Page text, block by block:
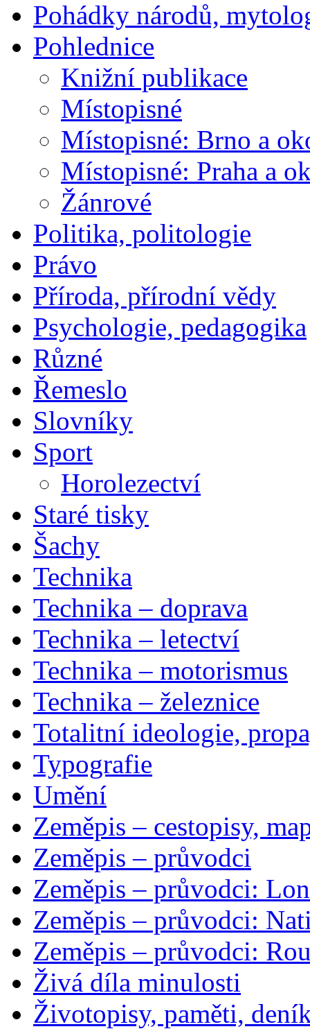
Pohádky národů,
Pohlednice
Knižní publikace
Místopisné
Místopisné: Brno a
Místopisné: Praha a
Žánrové
Politika, politologie
Právo
Příroda, přírodní vědy
Psychologie, pedagogika
Různé
Řemeslo
Slovníky
Sport
Horolezectví
Staré tisky
Šachy
Technika
Technika – doprava
Technika – letectví
Technika – motorismus
Technika – železnice
Totalitní ideologie,
Typografie
Umění
Zeměpis – cestopisy,
Zeměpis – průvodci
Zeměpis – průvodci:
Zeměpis – průvodci:
Zeměpis – průvodci:
Živá díla minulosti
Životopisy, paměti,